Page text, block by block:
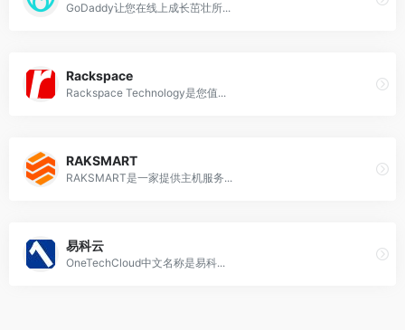
GoDaddy让您在线上成长茁壮所...
Rackspace
Rackspace Technology是您值...
RAKSMART
RAKSMART是一家提供主机服务...
易科云
OneTechCloud中文名称是易科...